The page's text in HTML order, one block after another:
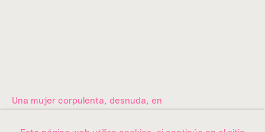
Exposiciones
Una mujer corpulenta, desnuda, en